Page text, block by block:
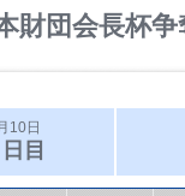
財団会長杯
10日
目